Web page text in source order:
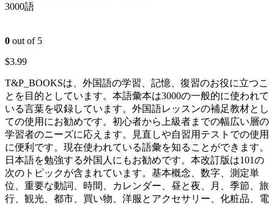
3000語
0 out of 5
$3.99
T&P_BOOKSは、外国語の学習、記憶、復習のお役に立つこ
とを目的としています。本語彙本は3000の一般的に使われて
いる言葉を収録しています。外国語レッスンの補足教材とし
ての使用にお勧めです。初心者から上級者までの幅広い層の
学習者のニーズに応えます。見直しや自習用テストでの使用
に便利です。現在使われている語彙を知ることができます。
日本語を勉強する外国人にもお勧めです。本改訂版は101の
次のトピックが含まれています。基本概念、数字、測定単
位、重要な動詞、時間、カレンダー、昼と夜、月、季節、旅
行、観光、都市、買い物、洋服とアクセサリー、化粧品、電